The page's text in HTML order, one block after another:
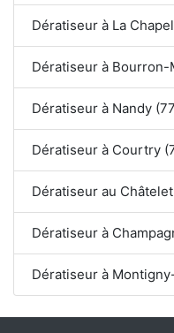
Dératiseur à La
Dératiseur à
Dératiseur à Nandy
Dératiseur à Courtry
Dératiseur au
Dératiseur à
Dératiseur à